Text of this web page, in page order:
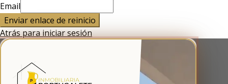
Email
Enviar enlace de reinicio
Atrás para iniciar sesión